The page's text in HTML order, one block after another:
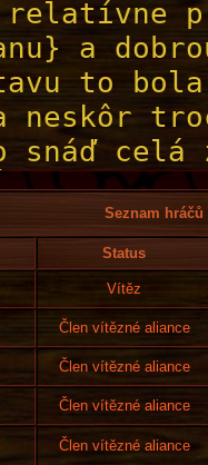
Seznam
Status
Vítěz
Člen vítězné aliance
Člen vítězné aliance
Člen vítězné aliance
Člen vítězné aliance